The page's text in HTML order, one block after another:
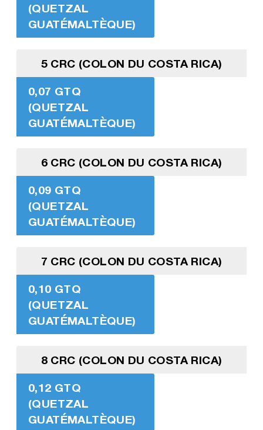
(QUETZAL
GUATÉMALTÈQUE)
5 CRC (COLON DU COSTA RICA)
0,07 GTQ
(QUETZAL
GUATÉMALTÈQUE)
6 CRC (COLON DU COSTA RICA)
0,09 GTQ
(QUETZAL
GUATÉMALTÈQUE)
7 CRC (COLON DU COSTA RICA)
0,10 GTQ
(QUETZAL
GUATÉMALTÈQUE)
8 CRC (COLON DU COSTA RICA)
0,12 GTQ
(QUETZAL
GUATÉMALTÈQUE)